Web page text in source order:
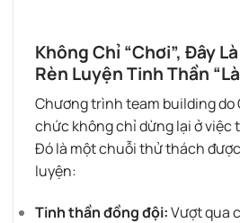
Không Chỉ “Chơi”, Đây
Rèn Luyện Tinh Thần
Chương trình team building do
chức không chỉ dừng lại ở việc
Đó là một chuỗi thử thách
luyện:
Tinh thần đồng đội:Vượt qua